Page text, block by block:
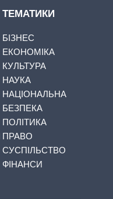
ТЕМАТИКИ
БІЗНЕС
ЕКОНОМІКА
КУЛЬТУРА
НАУКА
НАЦІОНАЛЬНА
БЕЗПЕКА
ПОЛІТИКА
ПРАВО
СУСПІЛЬСТВО
ФІНАНСИ